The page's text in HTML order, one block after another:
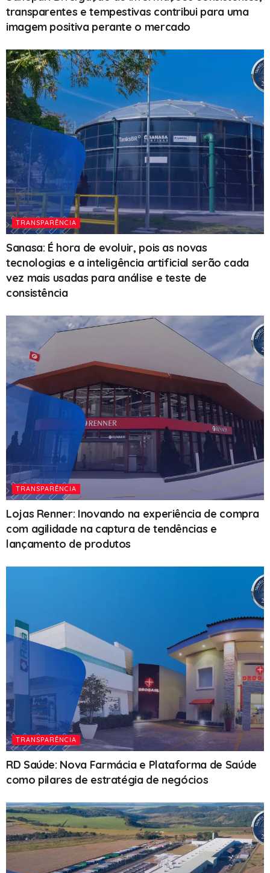
transparentes e tempestivas contribui para uma
imagem positiva perante o mercado
TRANSPARÊNCIA
Sanasa: É hora de evoluir, pois as novas
tecnologias e a inteligência artificial serão cada
vez mais usadas para análise e teste de
consistência
TRANSPARÊNCIA
Lojas Renner: Inovando na experiência de compra
com agilidade na captura de tendências e
lançamento de produtos
TRANSPARÊNCIA
RD Saúde: Nova Farmácia e Plataforma de Saúde
como pilares de estratégia de negócios